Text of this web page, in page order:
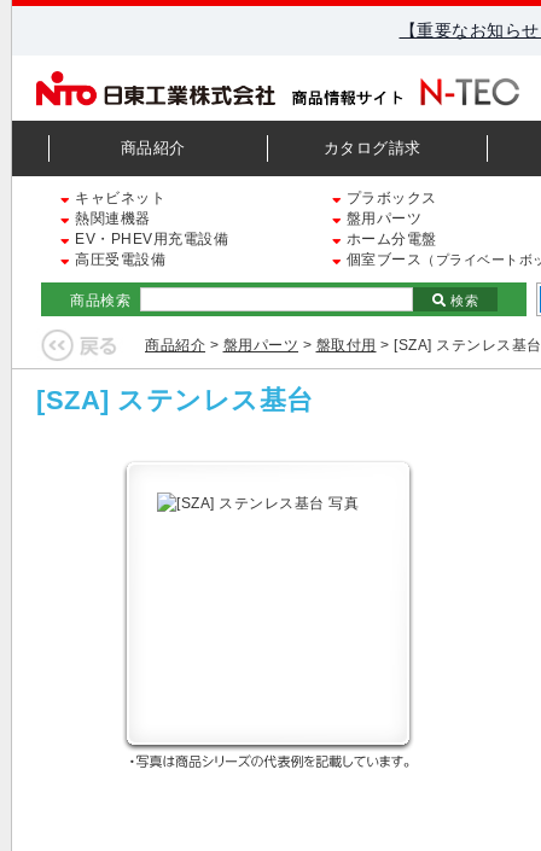
【重要なお知ら
商品紹介 カタログ請求
キャビネット
プラボックス
熱関連機器
盤用パーツ
EV・PHEV用充電設備
ホーム分電盤
高圧受電設備
個室ブース （プライベートボ
商品検索 検索
商品紹介 > 盤用パーツ > 盤取付用 > [SZA] ステンレス基台
[SZA] ステンレス基台